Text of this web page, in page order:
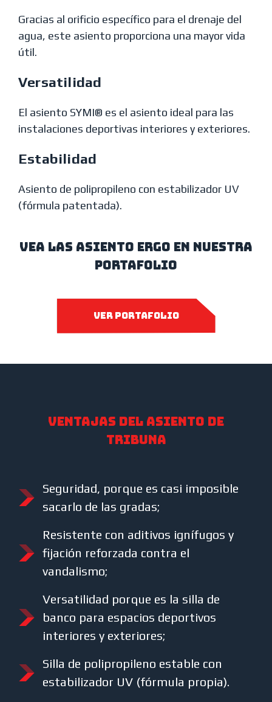
Gracias al orificio específico para el drenaje del
agua, este asiento proporciona una mayor vida
útil.
Versatilidad
El asiento SYMI® es el asiento ideal para las
instalaciones deportivas interiores y exteriores.
Estabilidad
Asiento de polipropileno con estabilizador UV
(fórmula patentada).
VEA LAS asiento Ergo EN NUESTRA
portafolio
ver portafolio
Ventajas del asiento de
tribuna
Seguridad, porque es casi imposible
sacarlo de las gradas;
Resistente con aditivos ignífugos y
fijación reforzada contra el
vandalismo;
Versatilidad porque es la silla de
banco para espacios deportivos
interiores y exteriores;
Silla de polipropileno estable con
estabilizador UV (fórmula propia).